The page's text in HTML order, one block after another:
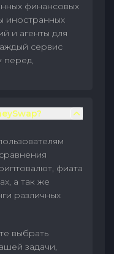
финансовых
иностранных
и агенты для
сервис
перед
фиата
а так же
различных
выбрать
задачи,